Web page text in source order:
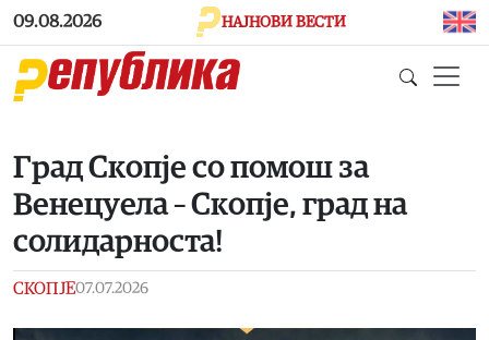
Skip to main content
09.08.2026 НАЈНОВИ ВЕСТИ
Град Скопје со помош за
Венецуела – Скопје, град на
солидарноста!
СКОПЈЕ07.07.2026